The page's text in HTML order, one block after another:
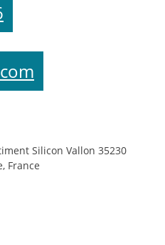
Silicon Vallon 35230
France